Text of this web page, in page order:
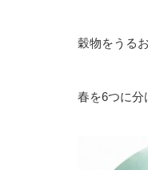
穀物をうる
春を6つに